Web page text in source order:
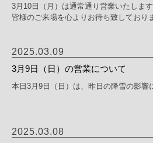
3月10日（月）は通常通り営業いたします
皆様のご来場を心よりお待ち致しており
2025.03.09
3月9日（日）の営業について
本日3月9日（日）は、昨日の降雪の影響
2025.03.08